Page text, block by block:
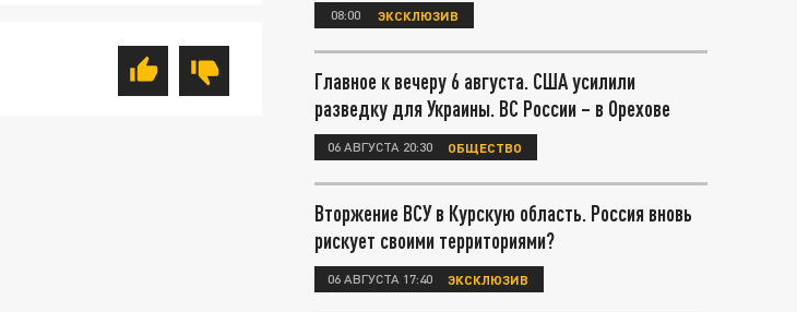
08:00 ЭКСКЛЮЗИВ
Главное к вечеру 6 августа. США усилили
разведку для Украины. ВС России – в Орехове
06 АВГУСТА 20:30 ОБЩЕСТВО
Вторжение ВСУ в Курскую область. Россия вновь
рискует своими территориями?
06 АВГУСТА 17:40 ЭКСКЛЮЗИВ